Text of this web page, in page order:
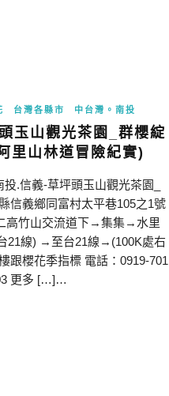
台灣各縣市 中台灣。南投
玉山觀光茶園_群櫻綻
里山林道冒險紀實)
義-草坪頭玉山觀光茶園_
信義鄉同富村太平巷105之1號
高竹山交流道下→集集→水里
21線) →至台21線→(100K處右
跟櫻花季指標 電話：0919-701
更多 […]…